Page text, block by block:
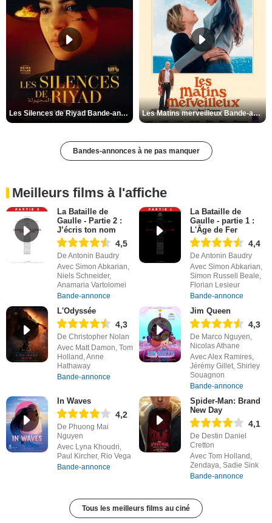
Les Silences de Riyad Bande-annonce VO STFR Les Matins merveilleux Bande-annonce VF
Bandes-annonces à ne pas manquer
Meilleurs films à l'affiche
La Bataille de
Gaulle - Partie 2 :
J’écris ton nom
4,5
De Antonin Baudry
Avec Simon Abkarian,
Niels Schneider,
Anamaria Vartolomei
Bande-annonce
La Bataille de
Gaulle - partie 1 :
L'Âge de Fer
4,4
De Antonin Baudry
Avec Simon Abkarian,
Simon Russell Beale,
Florian Lesieur
Bande-annonce
L'Odyssée
4,3
De Christopher Nolan
Avec Matt Damon, Tom
Holland, Anne
Hathaway
Bande-annonce
Jim Queen
4,3
De Marco Nguyen,
Nicolas Athane
Avec Alex Ramires,
Jérémy Gillet, Shirley
Souagnon
Bande-annonce
In Waves
4,2
De Phuong Mai
Nguyen
Avec Lyna Khoudri,
Paul Kircher, Rio Vega
Bande-annonce
Spider-Man: Brand
New Day
4,1
De Destin Daniel
Cretton
Avec Tom Holland,
Zendaya, Sadie Sink
Bande-annonce
Tous les meilleurs films au ciné